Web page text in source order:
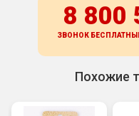
8 800
ЗВОНОК
Похожие